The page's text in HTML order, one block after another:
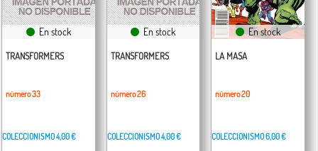
En stock
TRANSFORMERS
número 33
COLECCIONISMO4,00 €
En stock
TRANSFORMERS
número 26
COLECCIONISMO4,00 €
En stock
LA MASA
número 20
COLECCIONISMO6,00 €